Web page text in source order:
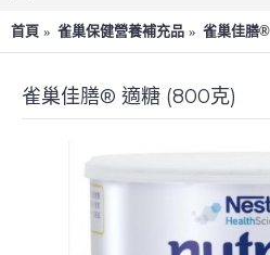
首頁 雀巢保健營養補充品 雀巢佳膳
雀巢佳膳® 適糖 (800克)